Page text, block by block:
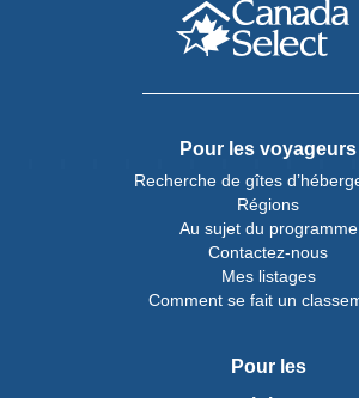
Pour les voyageurs
Recherche de gîtes
Régions
Au sujet du programme
Contactez-nous
Mes listages
Comment se fait un
Pour les